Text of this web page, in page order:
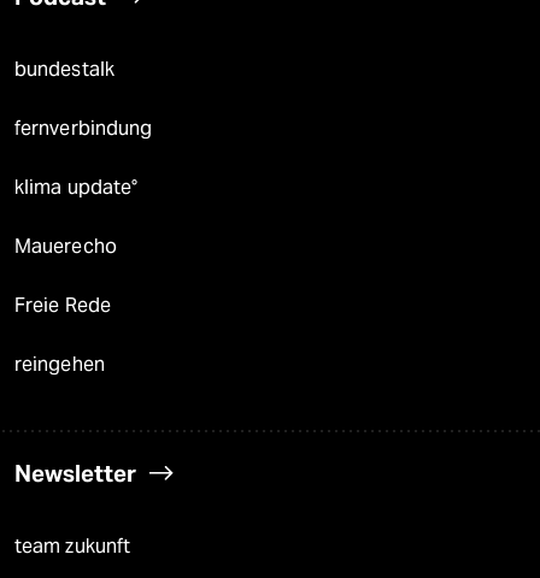
bundestalk
fernverbindung
klima update°
Mauerecho
Freie Rede
reingehen
Newsletter
team zukunft